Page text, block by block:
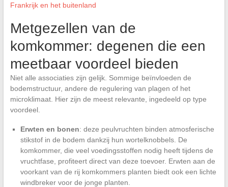
Frankrijk en het buitenland
Metgezellen van de
komkommer: degenen die een
meetbaar voordeel bieden
Niet alle associaties zijn gelijk. Sommige beïnvloeden de
bodemstructuur, andere de regulering van plagen of het
microklimaat. Hier zijn de meest relevante, ingedeeld op type
voordeel.
Erwten en bonen: deze peulvruchten binden atmosferische
stikstof in de bodem dankzij hun wortelknobbels. De
komkommer, die veel voedingsstoffen nodig heeft tijdens de
vruchtfase, profiteert direct van deze toevoer. Erwten aan de
voorkant van de rij komkommers planten biedt ook een lichte
windbreker voor de jonge planten.